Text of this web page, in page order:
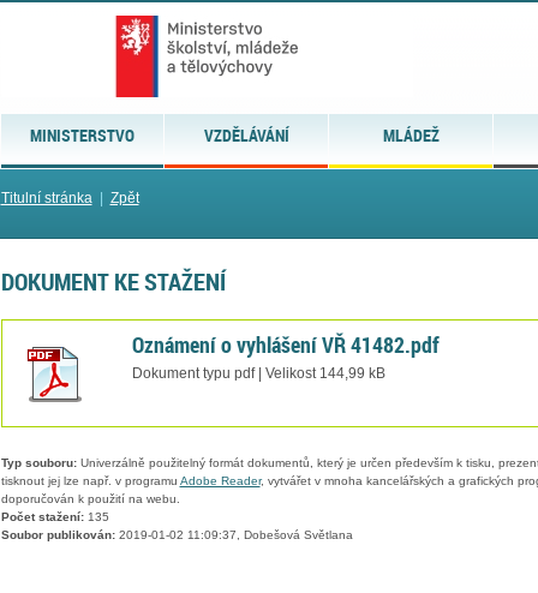
MINISTERSTVO VZDĚLÁVÁNÍ MLÁDEŽ
Titulní stránka| Zpět
DOKUMENT KE STAŽENÍ
Oznámení o vyhlášení VŘ 41482.pdf
Dokument typu pdf | Velikost 144,99 kB
Typ souboru:Univerzálně použitelný formát dokumentů, který je určen především k tisku,
tisknout jej lze např. v programu Adobe Reader, vytvářet v mnoha kancelářských a grafických
doporučován k použití na webu.
Počet stažení:135
Soubor publikován:2019-01-02 11:09:37, Dobešová Světlana